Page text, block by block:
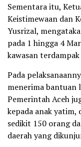
Sementara itu,
Keistimewaan dan
Yusrizal,
pada 1 hingga 4
kawasan
Pada
menerima bantuan
Pemerintah Aceh
kepada anak
sedikit 150 orang
daerah yang